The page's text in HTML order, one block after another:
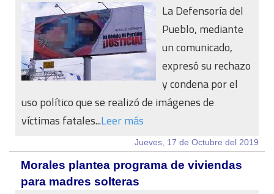
La Defensoría del
Pueblo, mediante
un comunicado,
expresó su rechazo
y condena por el
uso político que se realizó de imágenes de
víctimas fatales...Leer más
Jueves, 17 de Octubre del 2019
Morales plantea programa de viviendas
para madres solteras